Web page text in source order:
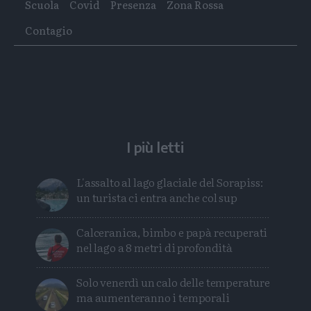
articolo
su
Whatsapp
articolo
su
Telegram
Scuola Covid Presenza
Zona Rossa
Contagio
I più letti
L'assalto al lago glaciale del Sorapiss:
un turista ci entra anche col sup
Calceranica, bimbo e papà recuperati
nel lago a 8 metri di profondità
Solo venerdì un calo delle temperature
ma aumenteranno i temporali